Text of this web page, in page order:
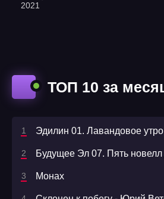
ТОП 10 за
Эдилин 01. Лавандовое утро
Будущее Эл 07. Пять
Монах
2021